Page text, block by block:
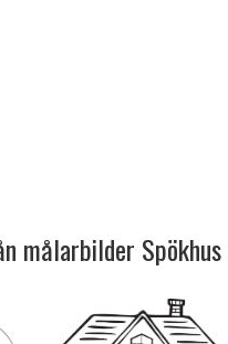
målarbilder Spökhus